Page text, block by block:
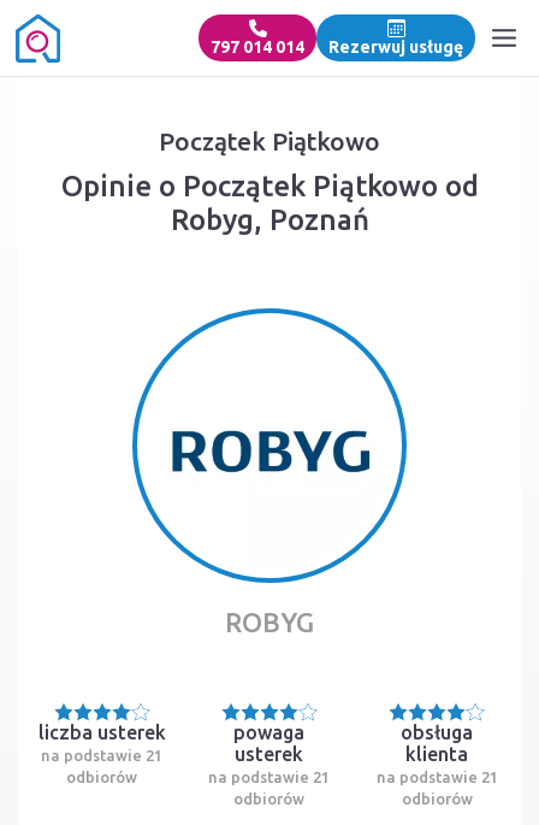
797 014 014 Rezerwuj usługę
Początek Piątkowo
Opinie o Początek Piątkowo od
Robyg, Poznań
ROBYG
liczba usterek
na podstawie 21
odbiorów
powaga
usterek
na podstawie 21
odbiorów
obsługa
klienta
na podstawie 21
odbiorów